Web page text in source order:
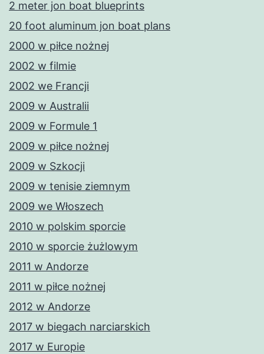
2 meter jon boat blueprints
20 foot aluminum jon boat plans
2000 w piłce nożnej
2002 w filmie
2002 we Francji
2009 w Australii
2009 w Formule 1
2009 w piłce nożnej
2009 w Szkocji
2009 w tenisie ziemnym
2009 we Włoszech
2010 w polskim sporcie
2010 w sporcie żużlowym
2011 w Andorze
2011 w piłce nożnej
2012 w Andorze
2017 w biegach narciarskich
2017 w Europie